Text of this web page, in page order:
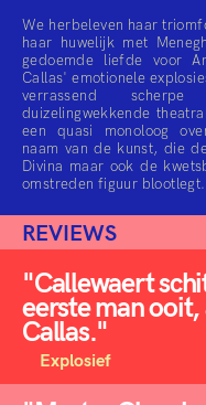
We herbeleven haar
haar huwelijk met
gedoemde liefde voor
Callas' emotionele
verrassend
duizelingwekkende
een quasi monoloog
naam van de kunst, die
Divina maar ook de
omstreden figuur blootlegt.
REVIEWS
"Callewaert
eerste man
Callas."
Explosief